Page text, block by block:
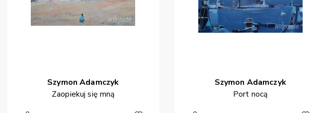
Szymon Adamczyk
Zaopiekuj się mną
Szymon Adamczyk
Port nocą